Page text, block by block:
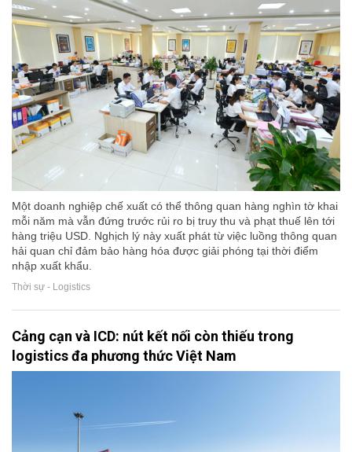
Một doanh nghiệp chế xuất có thể thông quan hàng nghìn tờ khai
mỗi năm mà vẫn đứng trước rủi ro bị truy thu và phạt thuế lên tới
hàng triệu USD. Nghịch lý này xuất phát từ việc luồng thông quan
hải quan chỉ đảm bảo hàng hóa được giải phóng tại thời điểm
nhập xuất khẩu.
Thời sự - Logistics
Cảng cạn và ICD: nút kết nối còn thiếu trong
logistics đa phương thức Việt Nam